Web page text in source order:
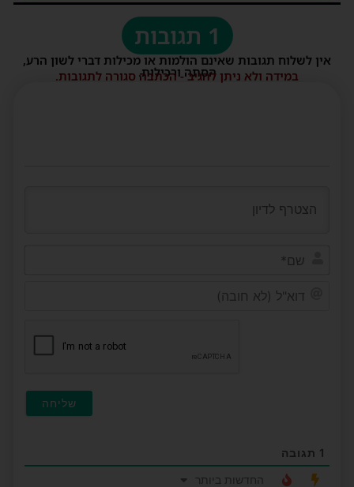
1 תגובות
אין לשלוח תגובות שאינם הולמות או מכילות דברי לשון הרע,
הסתה ורכילות.
במידה ולא ניתן להגיב - הכתבה סגורה לתגובות.
1 תגובה
החדשות ביותר